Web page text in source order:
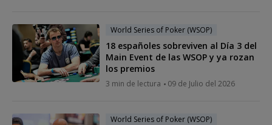
World Series of Poker (WSOP)
18 españoles sobreviven al Día 3 del
Main Event de las WSOP y ya rozan
los premios
3 min de lectura 09 de Julio del 2026
World Series of Poker (WSOP)